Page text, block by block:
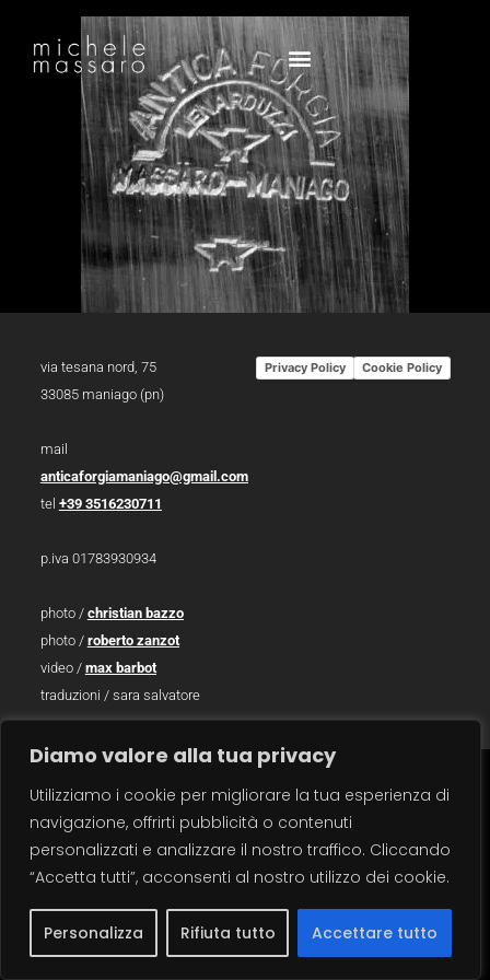
Diamo valore alla tua privacy
Utilizziamo i cookie per migliorare la tua esperienza di
navigazione, offrirti pubblicità o contenuti
personalizzati e analizzare il nostro traffico. Cliccando
“Accetta tutti”, acconsenti al nostro utilizzo dei cookie.
Personalizza Rifiuta tutto Accettare tutto
via tesana nord, 75
33085 maniago (pn)
mail
anticaforgiamaniago@gmail.com
tel +39 3516230711
p.iva 01783930934
photo / christian bazzo
photo / roberto zanzot
video / max barbot
traduzioni / sara salvatore
Privacy Policy Cookie Policy
carrello ×